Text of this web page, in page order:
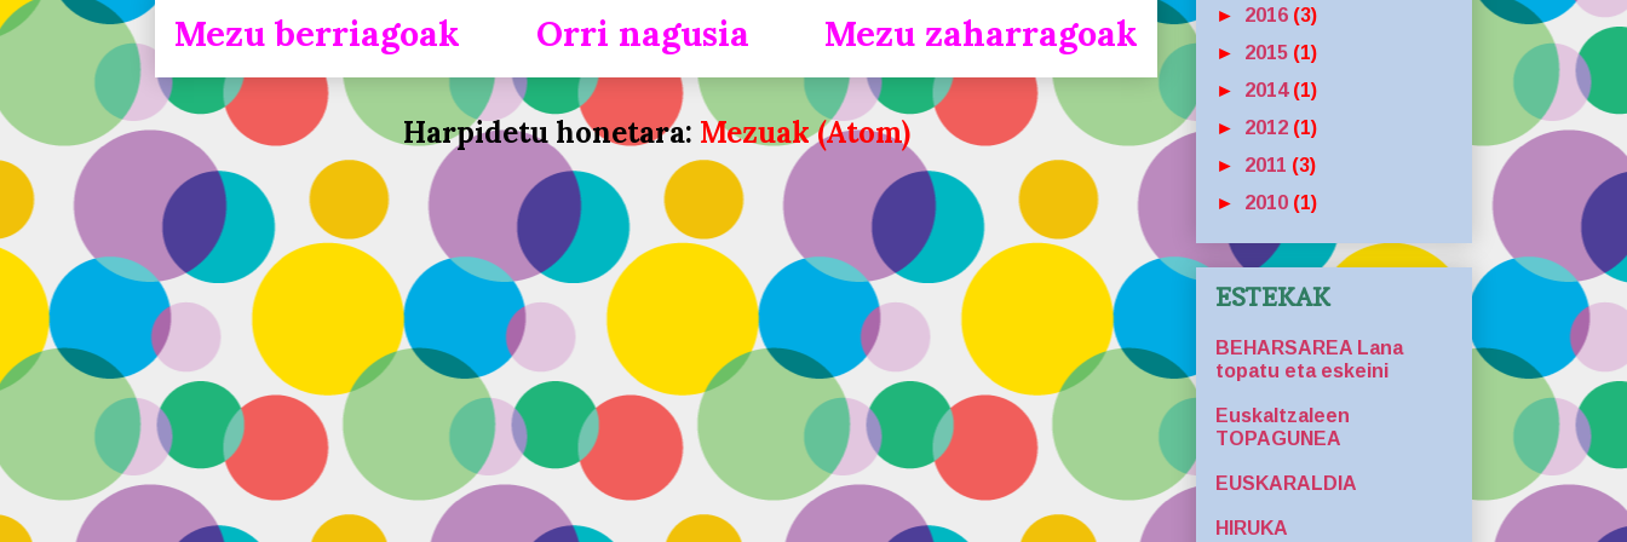
Mezu berriagoak Mezu zaharragoak
Orri nagusia
Harpidetu honetara: Mezuak (Atom)
► 2016 (3)
► 2015 (1)
► 2014 (1)
► 2012 (1)
► 2011 (3)
► 2010 (1)
ESTEKAK
BEHARSAREA Lana
topatu eta eskeini
Euskaltzaleen
TOPAGUNEA
EUSKARALDIA
HIRUKA